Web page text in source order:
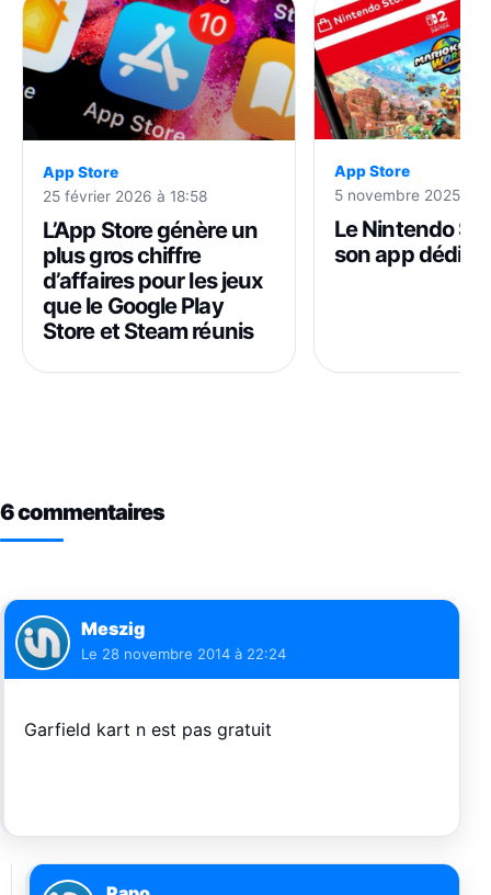
App Store
25 février 2026 à 18:58
L’App Store génère un
plus gros chiffre
d’affaires pour les jeux
que le Google Play
Store et Steam réunis
App Store
5 novembre 2025 à
Le Nintendo
son app dédiée
6 commentaires
Meszig
Le 28 novembre 2014 à 22:24
Garfield kart n est pas gratuit